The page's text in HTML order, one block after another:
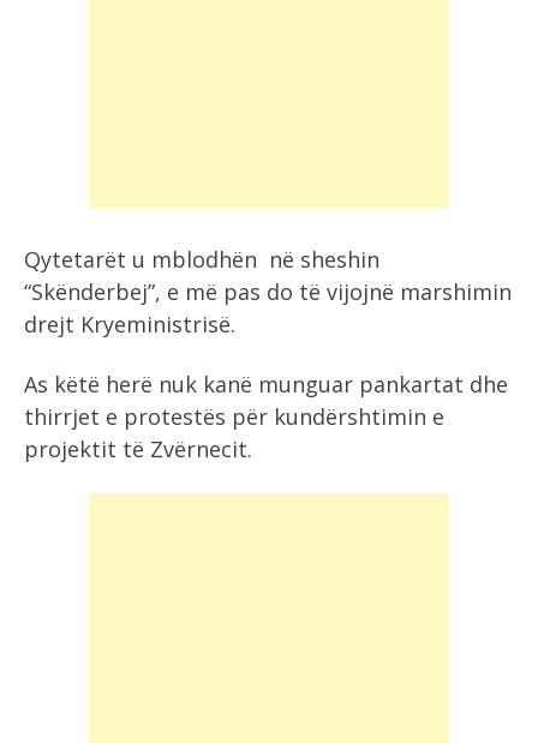
Qytetarët u mblodhën në sheshin
“Skënderbej”, e më pas do të vijojnë marshimin
drejt Kryeministrisë.
As këtë herë nuk kanë munguar pankartat dhe
thirrjet e protestës për kundërshtimin e
projektit të Zvërnecit.